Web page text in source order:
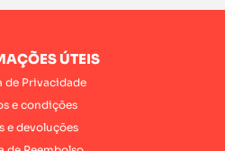
ÚTEIS
de Privacidade
e condições
e devoluções